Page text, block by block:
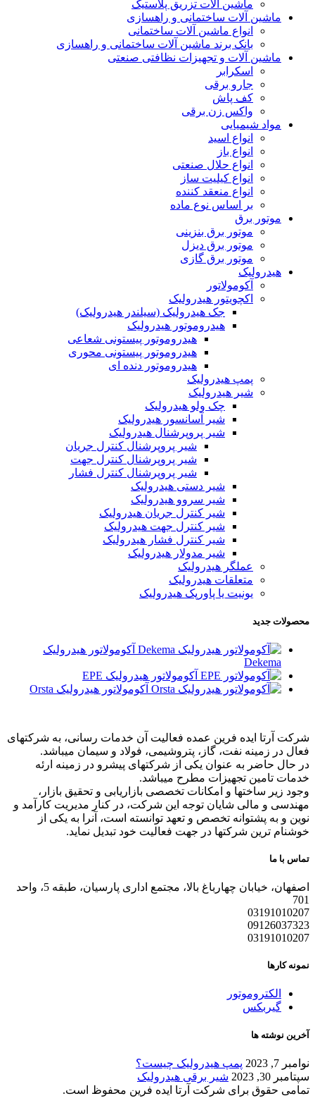
ماشین آلات تزریق پلاستیک
ماشین آلات ساختمانی و راهسازی
انواع ماشین آلات ساختمانی
بانک برند ماشین آلات ساختمانی و راهسازی
ماشین آلات و تجهیزات نظافتی صنعتی
اسکرابر
جارو برقی
کف پاش
واکس زن برقی
مواد شیمیایی
انواع اسید
انواع باز
انواع حلال صنعتی
انواع کیلیت ساز
انواع منعقد کننده
بر اساس نوع ماده
موتور برق
موتور برق بنزینی
موتور برق دیزل
موتور برق گازی
هیدرولیک
آکومولاتور
اکچویتور هیدرولیک
جک هیدرولیک (سیلندر هیدرولیک)
هیدروموتور هیدرولیک
هیدروموتور پیستونی شعاعی
هیدروموتور پیستونی محوری
هیدروموتور دنده ای
پمپ هیدرولیک
شیر هیدرولیک
چک ولو هیدرولیک
شیر آسانسور هیدرولیک
شیر پروپرشنال هیدرولیک
شیر پروپرشنال کنترل جریان
شیر پروپرشنال کنترل جهت
شیر پروپرشنال کنترل فشار
شیر دستی هیدرولیک
شیر سروو هیدرولیک
شیر کنترل جریان هیدرولیک
شیر کنترل جهت هیدرولیک
شیر کنترل فشار هیدرولیک
شیر مدولار هیدرولیک
عملگر هیدرولیک
متعلقات هیدرولیک
یونیت یا پاورپک هیدرولیک
محصولات جدید
آکومولاتور هیدرولیک
Dekema
آکومولاتور هیدرولیک EPE
آکومولاتور هیدرولیک Orsta
شرکت آرتا ایده فرین عمده فعالیت آن خدمات رسانی، به شرکتهای
فعال در زمینه نفت، گاز، پتروشیمی، فولاد و سیمان میباشد.
در حال حاضر به عنوان یکی از شرکتهای پیشرو در زمینه ارئه
خدمات تامین تجهیزات مطرح میباشد.
وجود زیر ساختها و امکانات تخصصی بازاریابی و تحقیق بازار،
مهندسی و مالی شایان توجه این شرکت، در کنار مدیریت کارآمد و
نوین و به پشتوانه تخصص و تعهد توانسته است، آنرا به یکی از
خوشنام ترین شرکتها در جهت فعالیت خود تبدیل نماید.
تماس با ما
اصفهان، خیابان چهارباغ بالا، مجتمع اداری پارسیان، طبقه 5، واحد
701
03191010207
09126037323
03191010207
نمونه کارها
الکتروموتور
گیربکس
آخرین نوشته ها
نوامبر 7, 2023
پمپ هیدرولیک چیست؟
سپتامبر 30, 2023
شیر برقی هیدرولیک
تمامی حقوق برای شرکت آرتا ایده فرین محفوظ است.